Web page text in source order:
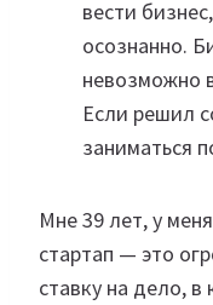
вести
осознанно.
невозможно
Если решил
заниматься
Мне 39 лет, у
стартап — это
ставку на дело, в